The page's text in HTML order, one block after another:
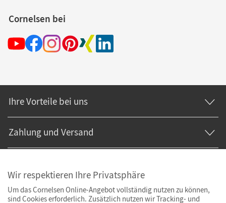
Cornelsen bei
Ihre Vorteile bei uns
Zahlung und Versand
Wir respektieren Ihre Privatsphäre
Um das Cornelsen Online-Angebot vollständig nutzen zu können,
sind Cookies erforderlich. Zusätzlich nutzen wir Tracking- und